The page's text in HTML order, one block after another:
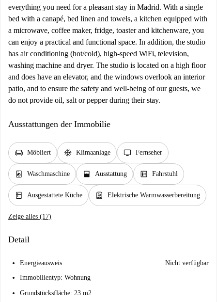
everything you need for a pleasant stay in Madrid. With a single
bed with a canapé, bed linen and towels, a kitchen equipped with
a microwave, coffee maker, fridge, toaster and kitchenware, you
can enjoy a practical and functional space. In addition, the studio
has air conditioning (hot/cold), high-speed WiFi, television,
washing machine and dryer. The studio is located on a high floor
and does have an elevator, and the windows overlook an interior
patio, and to ensure the safety and well-being of our guests, we
do not provide oil, salt or pepper during their stay.
Ausstattungen der Immobilie
chair Möbliert ac_unit Klimaanlage tv Fernseher
local_laundry_service Waschmaschine window_open Ausstattung elevator Fahrstuhl
kitchen Ausgestattete Küche water_heater Elektrische Warmwasserbereitung
Zeige alles (17)
Detail
Energieausweis
Nicht verfügbar
Immobilientyp: Wohnung
Grundstücksfläche: 23 m2